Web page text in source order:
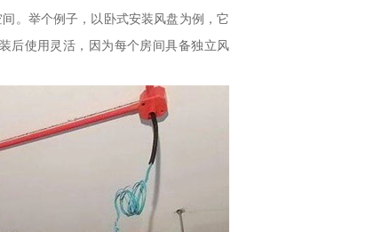
。举个例子，以卧式安装风盘为例，它
后使用灵活，因为每个房间具备独立风